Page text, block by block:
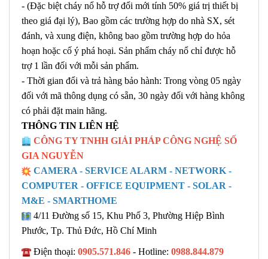
- (Đặc biệt cháy nổ hỗ trợ đổi mới tính 50% giá trị thiết bị
theo giá đại lý), Bao gồm các trường hợp do nhà SX, sét
đánh, và xung điện, không bao gồm trường hợp do hỏa
hoạn hoặc cố ý phá hoại. Sản phẩm cháy nổ chỉ được hỗ
trợ 1 lần đối với mỗi sản phẩm.
- Thời gian đổi và trả hàng bảo hành: Trong vòng 05 ngày
đối với mã thông dụng có sẵn, 30 ngày đối với hàng không
có phải đặt main hãng.
THÔNG TIN LIÊN HỆ
CÔNG TY TNHH GIẢI PHÁP CÔNG NGHỆ SỐ
GIA NGUYỄN
CAMERA - SERVICE ALARM - NETWORK -
COMPUTER - OFFICE EQUIPMENT - SOLAR -
M&E - SMARTHOME
4/11 Đường số 15, Khu Phố 3, Phường Hiệp Bình
Phước, Tp. Thủ Đức, Hồ Chí Minh
Điện thoại: 0905.571.846 - Hotline: 0988.844.879